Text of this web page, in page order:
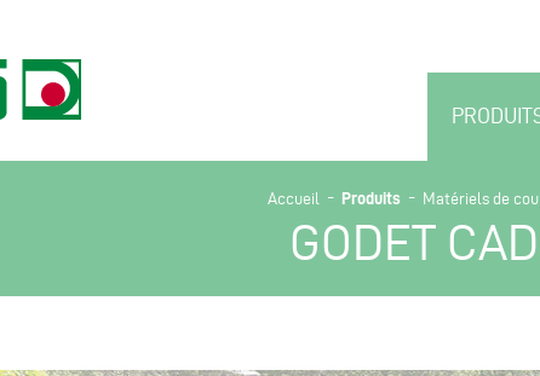
Accueil - Produits - Matériels de
GODET